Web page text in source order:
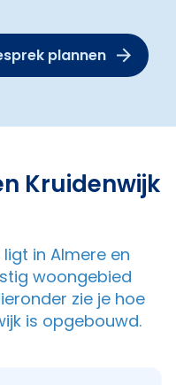
plannen
Kruidenwijk
ligt in Almere en
woongebied
zie je hoe
is opgebouwd.